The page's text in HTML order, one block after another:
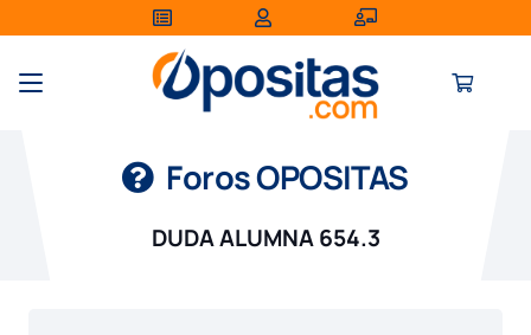
Foros OPOSITAS
DUDA ALUMNA 654.3